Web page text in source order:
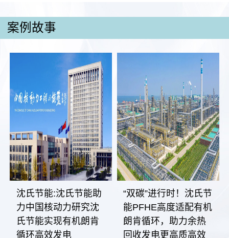
案例故事
沈氏节能:沈氏节能助
力中国核动力研究沈
氏节能实现有机朗肯
循环高效发电
“双碳”进行时！沈氏节
能PFHE高度适配有机
朗肯循环，助力余热
回收发电更高质高效